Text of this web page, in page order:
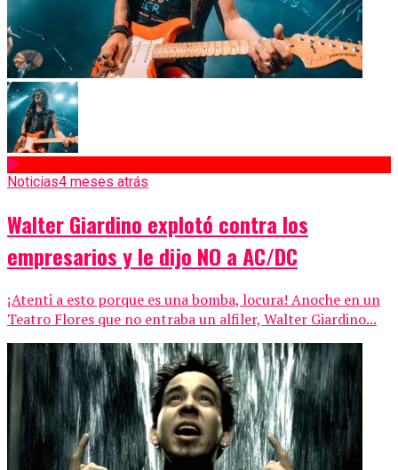
Noticias4 meses atrás
Walter Giardino explotó contra los
empresarios y le dijo NO a AC/DC
¡Atenti a esto porque es una bomba, locura! Anoche en un
Teatro Flores que no entraba un alfiler, Walter Giardino...